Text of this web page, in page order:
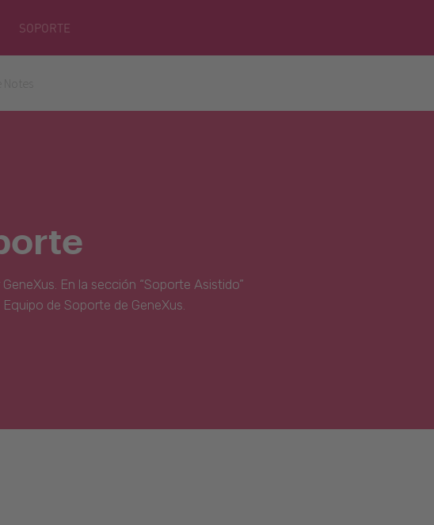
SOPORTE
En la sección “Soporte Asistido”
de Soporte de GeneXus.